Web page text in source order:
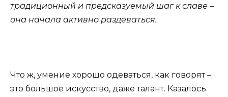
традиционный и предсказуемый шаг к славе –
она начала активно раздеваться.
Что ж, умение хорошо одеваться, как говорят –
это большое искусство, даже талант. Казалось